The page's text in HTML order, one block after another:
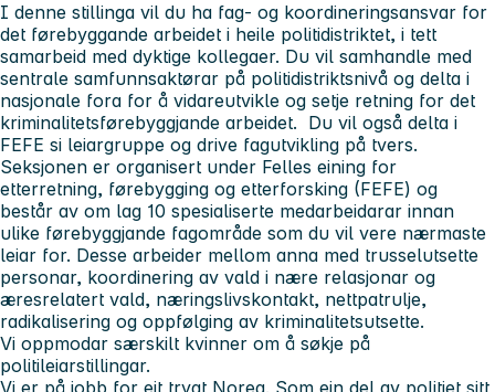
I denne stillinga vil du ha fag- og koordineringsansvar for
det førebyggande arbeidet i heile politidistriktet, i tett
samarbeid med dyktige kollegaer. Du vil samhandle med
sentrale samfunnsaktørar på politidistriktsnivå og delta i
nasjonale fora for å vidareutvikle og setje retning for det
kriminalitetsførebyggjande arbeidet. Du vil også delta i
FEFE si leiargruppe og drive fagutvikling på tvers.
Seksjonen er organisert under Felles eining for
etterretning, førebygging og etterforsking (FEFE) og
består av om lag 10 spesialiserte medarbeidarar innan
ulike førebyggjande fagområde som du vil vere nærmaste
leiar for. Desse arbeider mellom anna med trusselutsette
personar, koordinering av vald i nære relasjonar og
æresrelatert vald, næringslivskontakt, nettpatrulje,
radikalisering og oppfølging av kriminalitetsutsette.
Vi oppmodar særskilt kvinner om å søkje på
politileiarstillingar.